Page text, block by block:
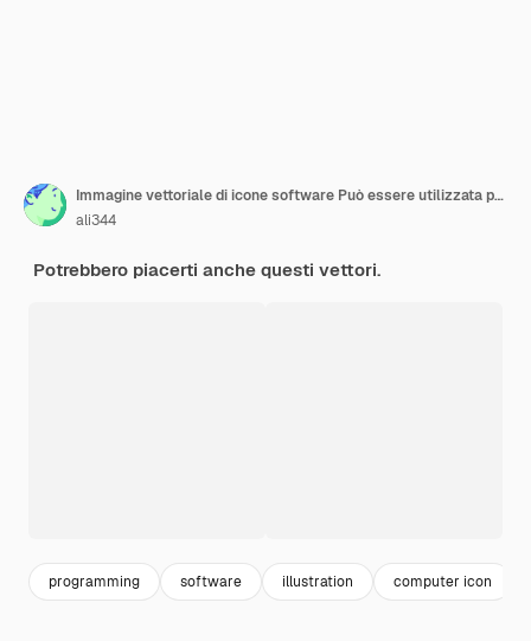
Immagine vettoriale di icone software Può essere utilizzata per la realtà virtuale
ali344
Potrebbero piacerti anche questi vettori.
programming software illustration computer icon